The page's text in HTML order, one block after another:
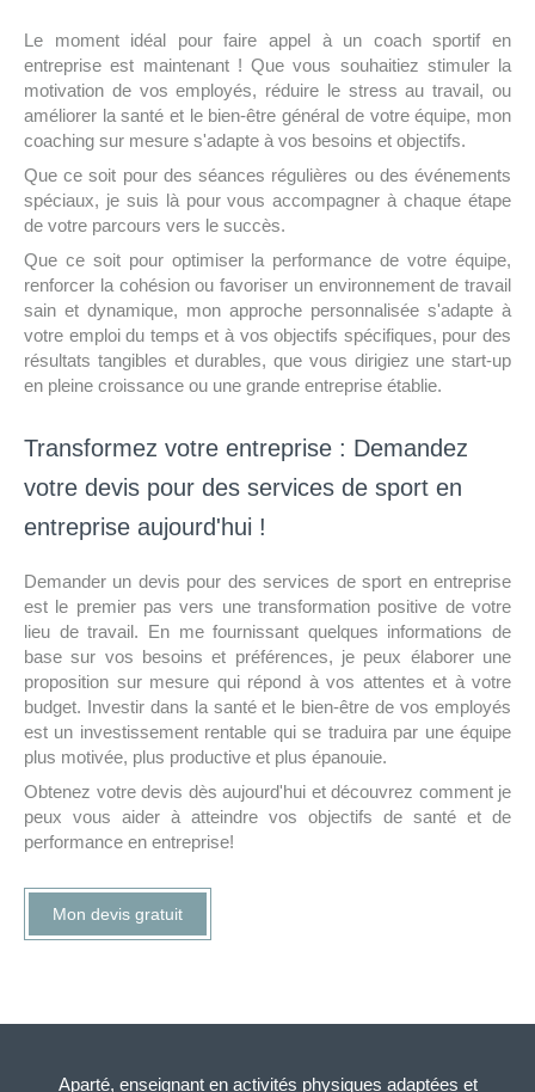
Le moment idéal pour faire appel à un coach sportif en
entreprise est maintenant ! Que vous souhaitiez stimuler la
motivation de vos employés, réduire le stress au travail, ou
améliorer la santé et le bien-être général de votre équipe, mon
coaching sur mesure s'adapte à vos besoins et objectifs.
Que ce soit pour des séances régulières ou des événements
spéciaux, je suis là pour vous accompagner à chaque étape
de votre parcours vers le succès.
Que ce soit pour optimiser la performance de votre équipe,
renforcer la cohésion ou favoriser un environnement de travail
sain et dynamique, mon approche personnalisée s'adapte à
votre emploi du temps et à vos objectifs spécifiques, pour des
résultats tangibles et durables, que vous dirigiez une start-up
en pleine croissance ou une grande entreprise établie.
Transformez votre entreprise : Demandez
votre devis pour des services de sport en
entreprise aujourd'hui !
Demander un devis pour des services de sport en entreprise
est le premier pas vers une transformation positive de votre
lieu de travail. En me fournissant quelques informations de
base sur vos besoins et préférences, je peux élaborer une
proposition sur mesure qui répond à vos attentes et à votre
budget. Investir dans la santé et le bien-être de vos employés
est un investissement rentable qui se traduira par une équipe
plus motivée, plus productive et plus épanouie.
Obtenez votre devis dès aujourd'hui et découvrez comment je
peux vous aider à atteindre vos objectifs de santé et de
performance en entreprise!
Mon devis gratuit
Aparté, enseignant en activités physiques adaptées et